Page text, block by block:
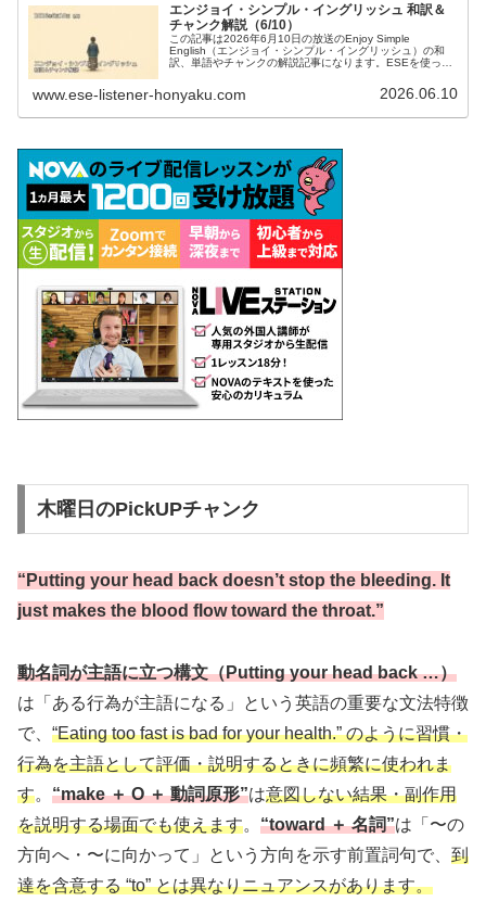
エンジョイ・シンプル・イングリッシュ 和訳＆
チャンク解説（6/10）
この記事は2026年6月10日の放送のEnjoy Simple
English（エンジョイ・シンプル・イングリッシュ）の和
訳、単語やチャンクの解説記事になります。ESEを使って
会話を習得したい方などの英語学習をサポートするために
記事を作成しています。ぜひご覧ください。
www.ese-listener-honyaku.com 2026.06.10
木曜日のPickUPチャンク
“Putting your head back doesn’t stop the bleeding. It
just makes the blood flow toward the throat.”
動名詞が主語に立つ構文（Putting your head back …）
は「ある行為が主語になる」という英語の重要な文法特徴
で、 “Eating too fast is bad for your health.” のように習慣・
行為を主語として評価・説明するときに頻繁に使われま
す。 “make ＋ O ＋ 動詞原形”は意図しない結果・副作用
を説明する場面でも使えます。 “toward ＋ 名詞”は「〜の
方向へ・〜に向かって」という方向を示す前置詞句で、 到
達を含意する “to” とは異なりニュアンスがあります。